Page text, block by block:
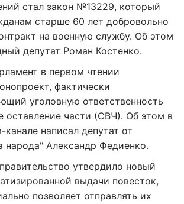
стал закон №13229, который
старше 60 лет добровольно
на военную службу. Об этом
депутат Роман Костенко.
в первом чтении
фактически
уголовную ответственность
оставление части (СВЧ). Об этом в
написал депутат от
народа" Александр Федиенко.
утвердило новый
выдачи повесток,
позволяет отправлять их